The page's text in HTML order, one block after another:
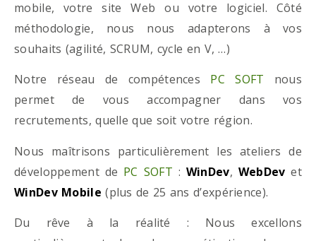
mobile, votre site Web ou votre logiciel. Côté
méthodologie, nous nous adapterons à vos
souhaits (agilité, SCRUM, cycle en V, …)
Notre réseau de compétences PC SOFT nous
permet de vous accompagner dans vos
recrutements, quelle que soit votre région.
Nous maîtrisons particulièrement les ateliers de
développement de PC SOFT : WinDev, WebDev et
WinDev Mobile (plus de 25 ans d’expérience).
Du rêve à la réalité : Nous excellons